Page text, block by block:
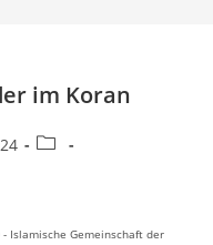
im Koran
Beitrags-
Islamische Gemeinschaft der